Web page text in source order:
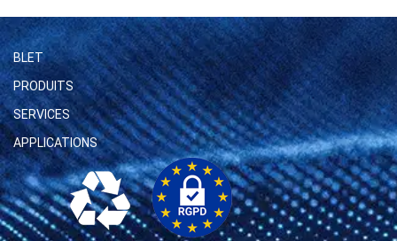
BLET
PRODUITS
SERVICES
APPLICATIONS